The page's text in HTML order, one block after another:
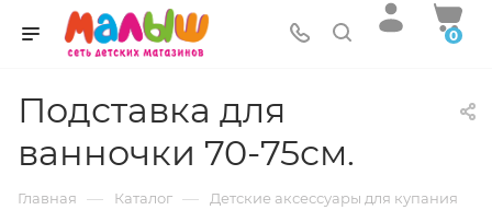
0
Подставка для
ванночки 70-75см.
Главная — Каталог — Детские аксессуары для купания